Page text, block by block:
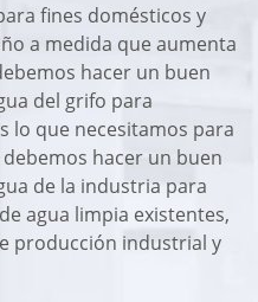
fines domésticos y
a medida que aumenta
hacer un buen
del grifo para
lo que necesitamos para
hacer un buen
de la industria para
agua limpia existentes,
producción industrial y